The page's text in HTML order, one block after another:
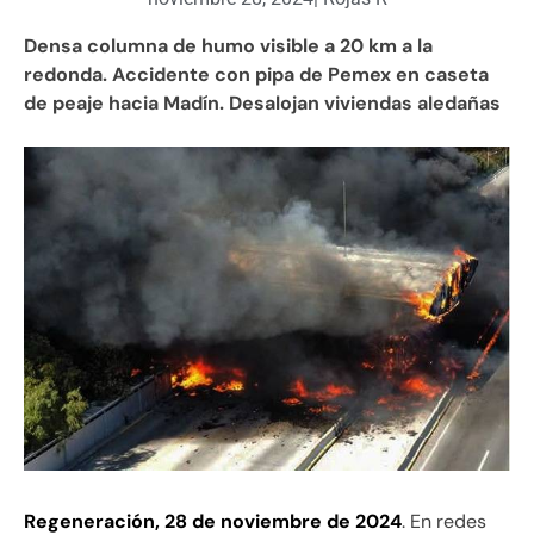
Densa columna de humo visible a 20 km a la
redonda. Accidente con pipa de Pemex en caseta
de peaje hacia Madín. Desalojan viviendas aledañas
Regeneración, 28 de noviembre de 2024. En redes